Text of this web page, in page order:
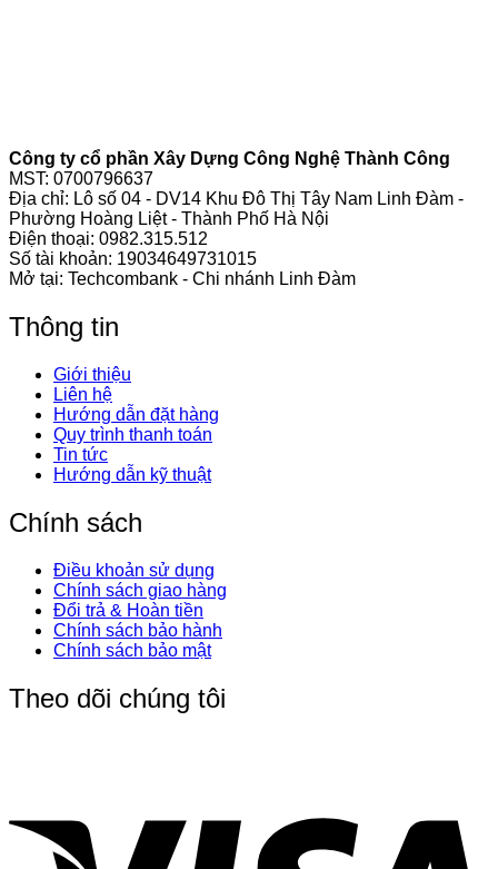
Công ty cổ phần Xây Dựng Công Nghệ Thành Công
MST: 0700796637
Địa chỉ: Lô số 04 - DV14 Khu Đô Thị Tây Nam Linh Đàm -
Phường Hoàng Liệt - Thành Phố Hà Nội
Điện thoại: 0982.315.512
Số tài khoản: 19034649731015
Mở tại: Techcombank - Chi nhánh Linh Đàm
Thông tin
Giới thiệu
Liên hệ
Hướng dẫn đặt hàng
Quy trình thanh toán
Tin tức
Hướng dẫn kỹ thuật
Chính sách
Điều khoản sử dụng
Chính sách giao hàng
Đổi trả & Hoàn tiền
Chính sách bảo hành
Chính sách bảo mật
Theo dõi chúng tôi